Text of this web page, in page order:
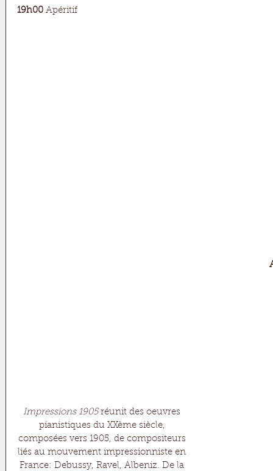
19h00 Apéritif
Impressions 1905 réunit des oeuvres
pianistiques du XXème siècle,
composées vers 1905, de compositeurs
liés au mouvement impressionniste en
France: Debussy, Ravel, Albeniz. De la